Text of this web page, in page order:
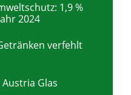
1,9 %
2024
verfehlt
Glas